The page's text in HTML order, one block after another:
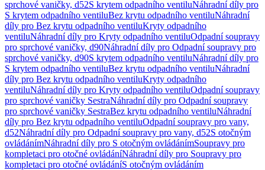
sprchové vaničky, d52S krytem odpadního ventiluNáhradní díly pro
S krytem odpadního ventiluBez krytu odpadního ventiluNáhradní
díly pro Bez krytu odpadního ventiluKryty odpadního
ventiluNáhradní díly pro Kryty odpadního ventiluOdpadní soupravy
pro sprchové vaničky, d90Náhradní díly pro Odpadní soupravy pro
sprchové vaničky, d90S krytem odpadního ventiluNáhradní díly pro
S krytem odpadního ventiluBez krytu odpadního ventiluNáhradní
díly pro Bez krytu odpadního ventiluKryty odpadního
ventiluNáhradní díly pro Kryty odpadního ventiluOdpadní soupravy
pro sprchové vaničky SestraNáhradní díly pro Odpadní soupravy
pro sprchové vaničky SestraBez krytu odpadního ventiluNáhradní
díly pro Bez krytu odpadního ventiluOdpadní soupravy pro vany,
d52Náhradní díly pro Odpadní soupravy pro vany, d52S otočným
ovládánímNáhradní díly pro S otočným ovládánímSoupravy pro
kompletaci pro otočné ovládáníNáhradní díly pro Soupravy pro
kompletaci pro otočné ovládáníS otočným ovládáním